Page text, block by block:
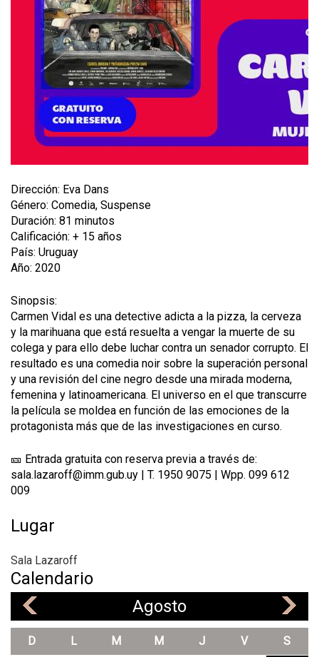
Dirección: Eva Dans
Género: Comedia, Suspense
Duración: 81 minutos
Calificación: + 15 años
País: Uruguay
Año: 2020
Sinopsis:
Carmen Vidal es una detective adicta a la pizza, la cerveza
y la marihuana que está resuelta a vengar la muerte de su
colega y para ello debe luchar contra un senador corrupto. El
resultado es una comedia noir sobre la superación personal
y una revisión del cine negro desde una mirada moderna,
femenina y latinoamericana. El universo en el que transcurre
la película se moldea en función de las emociones de la
protagonista más que de las investigaciones en curso.
🎫 Entrada gratuita con reserva previa a través de:
sala.lazaroff@imm.gub.uy | T. 1950 9075 | Wpp. 099 612
009
Lugar
Sala Lazaroff
Calendario
Agosto
D L M M J V S